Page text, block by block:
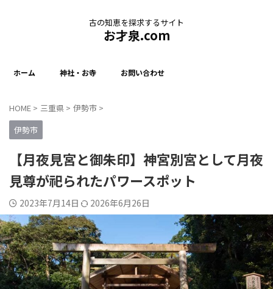
古の知恵を探求するサイト
お才泉.com
ホーム 神社・お寺 お問い合わせ
HOME > 三重県 > 伊勢市 >
伊勢市
【月夜見宮と御朱印】神宮別宮として月夜
見尊が祀られたパワースポット
2023年7月14日 2026年6月26日